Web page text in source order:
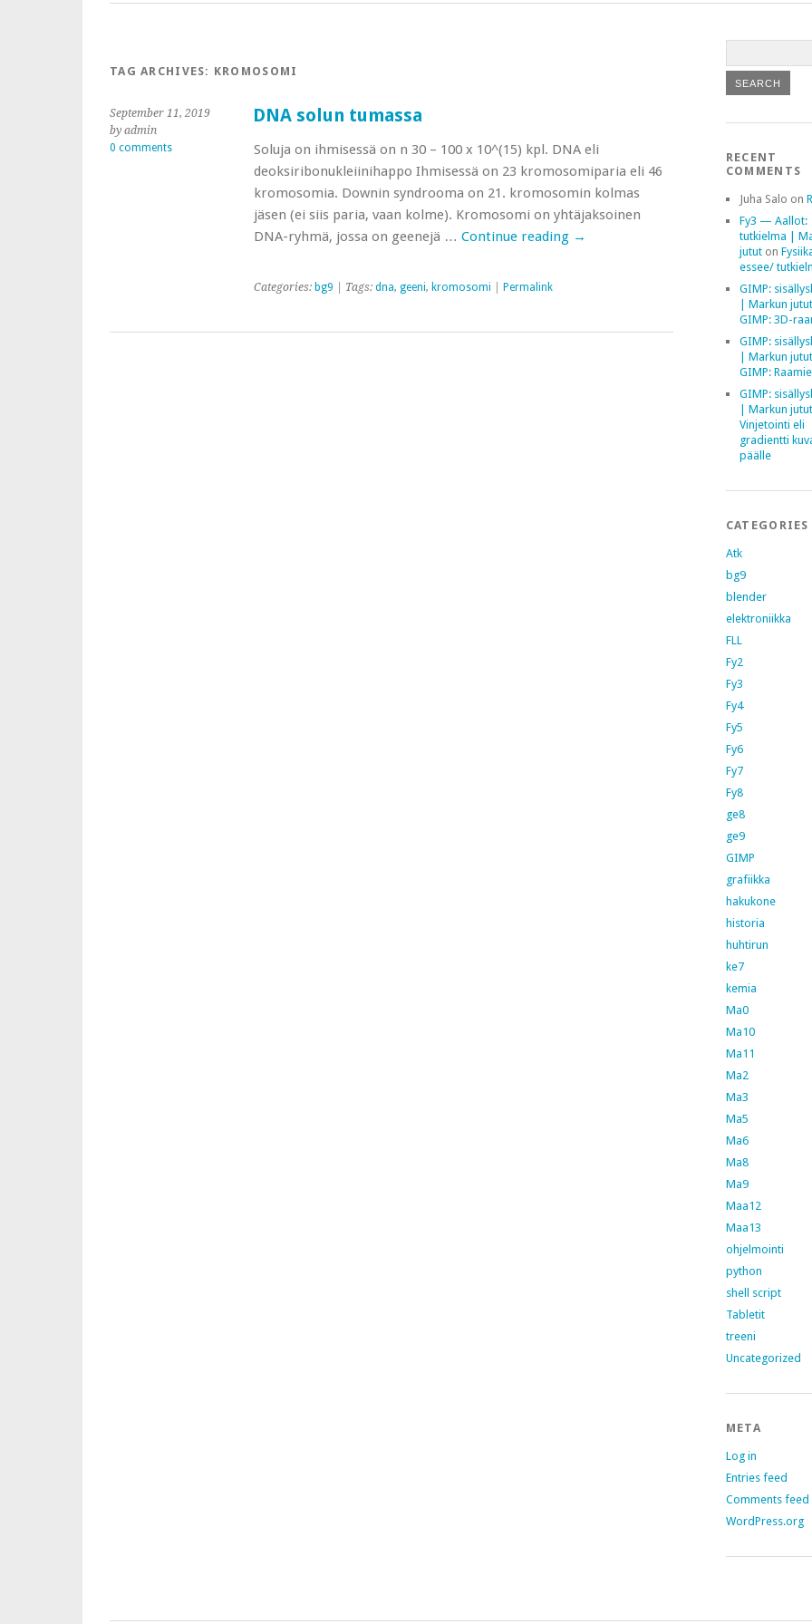
TAG ARCHIVES: KROMOSOMI
September 11, 2019
by admin
0 comments
DNA solun tumassa
Soluja on ihmisessä on n 30 – 100 x 10^(15) kpl. DNA eli
deoksiribonukleiinihappo Ihmisessä on 23 kromosomiparia eli 46
kromosomia. Downin syndrooma on 21. kromosomin kolmas
jäsen (ei siis paria, vaan kolme). Kromosomi on yhtäjaksoinen
DNA-ryhmä, jossa on geenejä … Continue reading →
Categories: bg9 | Tags: dna, geeni, kromosomi Permalink
RECENT
COMMENTS
Juha Salo on
Fy3 — Aallot:
tutkielma |
jututon
essee/
GIMP:
| Markun jutut
GIMP: 3D-
GIMP:
| Markun jutut
GIMP:
GIMP:
| Markun jutut
Vinjetointi eli
gradientti
päälle
CATEGORIES
Atk
bg9
blender
elektroniikka
FLL
Fy2
Fy3
Fy4
Fy5
Fy6
Fy7
Fy8
ge8
ge9
GIMP
grafiikka
hakukone
historia
huhtirun
ke7
kemia
Ma0
Ma10
Ma11
Ma2
Ma3
Ma5
Ma6
Ma8
Ma9
Maa12
Maa13
ohjelmointi
python
shell script
Tabletit
treeni
Uncategorized
META
Log in
Entries feed
Comments feed
WordPress.org